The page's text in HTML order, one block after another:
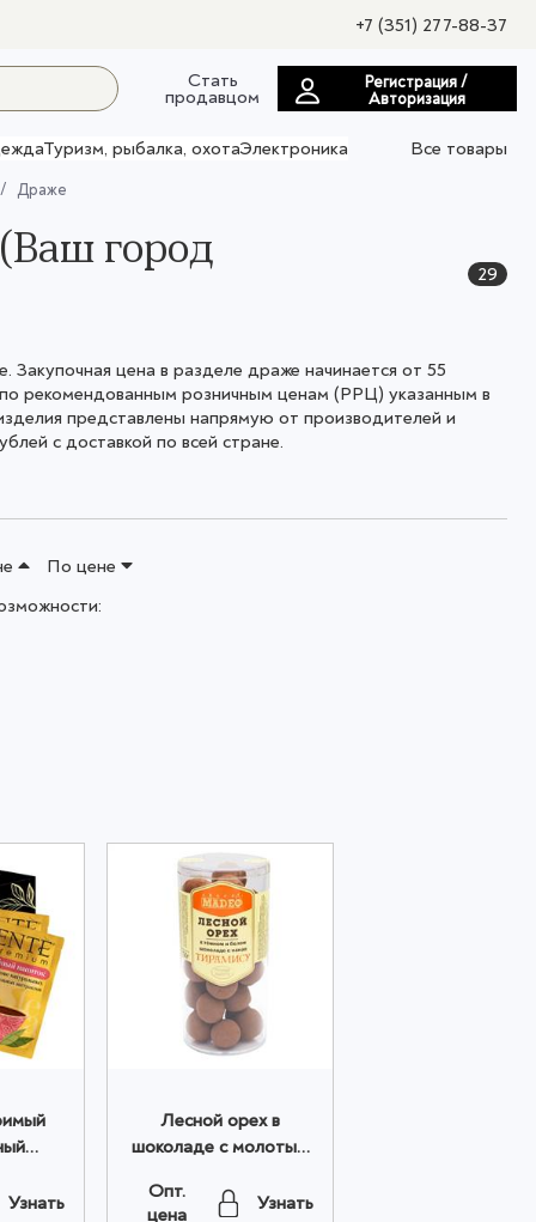
+7 (351) 277-88-37
Стать
продавцом
Регистрация /
Авторизация
Туризм, рыбалка, охотаЭлектроника
Все товары
Драже
город
29
цена в разделе драже начинается от 55
рекомендованным розничным ценам (РРЦ) указанным в
представлены напрямую от производителей и
с доставкой по всей стране.
По цене
Узнать
Лесной орех в
шоколаде с молотым
Madeo™ 0,150 кг
Опт.
цена
Узнать